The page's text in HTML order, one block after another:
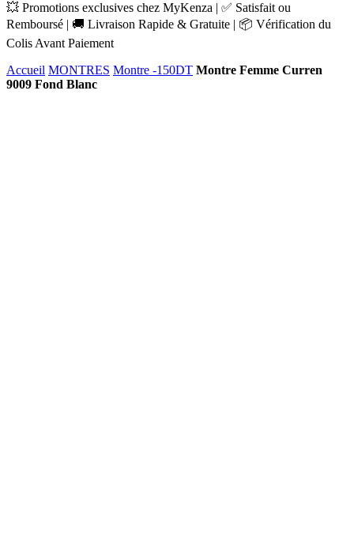
💥 Promotions exclusives chez MyKenza | ✅ Satisfait ou
Remboursé | 🚚 Livraison Rapide & Gratuite | 📦 Vérification du
Colis Avant Paiement
Accueil MONTRES Montre -150DT Montre Femme Curren
9009 Fond Blanc